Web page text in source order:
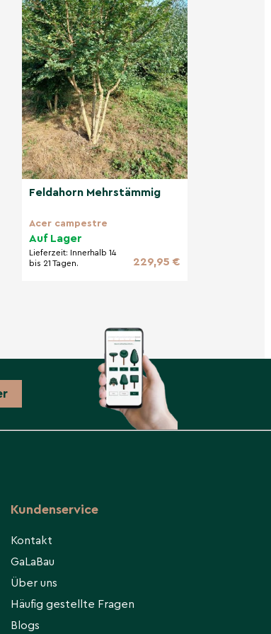
Feldahorn Mehrstämmig
Acer campestre
Auf Lager
Lieferzeit: Innerhalb 14
bis 21 Tagen.
229,95 €
Kundenservice
Kontakt
GaLaBau
Über uns
Häufig gestellte Fragen
Blogs